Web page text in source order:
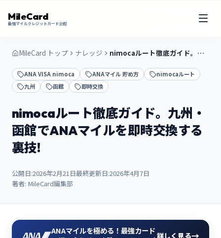
MileCard
最強マイルクレジットカード比較
MileCard トップ ナレッジ nimocaルート徹底ガイド。九州・函館でANAマイルを即時交換する裏技!
ANA VISA nimoca ANAマイル 貯め方
nimocaルート
九州
函館 即時交換
nimocaルート徹底ガイド。九州・
函館でANAマイルを即時交換する
裏技!
公開日:2026年2月21日最終更新日:2026年4月7日
著者: MileCard編集部
ANAマイルを極める！最強カード 詳しく見る→